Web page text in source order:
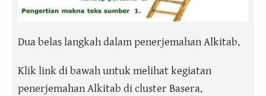
Dua belas langkah dalam penerjemahan Alkitab.
Klik link di bawah untuk melihat kegiatan
penerjemahan Alkitab di cluster Basera.